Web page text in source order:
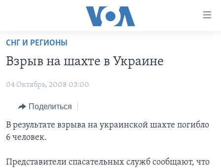
Перейти
основной
Перейти
навигации
Перейти
поиск
ПРОГРАММЫ
АМЕРИКА
НОВОСТИ ЗА МИНУТУ
ИТОГИ
ПОЧЕМУ ЭТО ВАЖНО?
ДИСКУССИЯ VOA
ПРОЕКТЫ
УЧИМ АНГЛИЙСКИЙ
НАША АМЕРИКАНСКАЯ ИСТОРИЯ
А КАК В АМЕРИКЕ?
АРТЕФАКТЫ
ЭКСПЕРТИЗА
ИНТЕРВЬЮ
ФАКТЫ ПРОТИВ ФЕЙКОВ
ЗА СВОБОДУ ПРЕССЫ
СНГ И РЕГИОНЫ
Взрыв на шахте в Украине
04 Октябрь, 2008 03:00
Поделиться
В результате взрыва на украинской шахте погибло
6 человек.
Представители спасательных служб сообщают, что